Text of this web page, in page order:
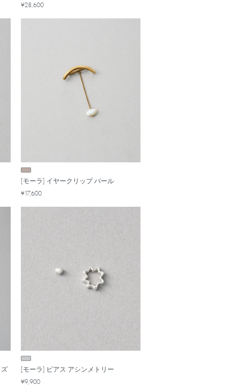
¥28,600
[モーラ] イヤークリップ パール
¥17,600
[モーラ] ピアス アシンメトリー
¥9,900